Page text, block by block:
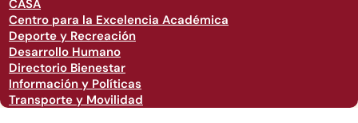
CASA
Centro para la Excelencia Académica
Deporte y Recreación
Desarrollo Humano
Directorio Bienestar
Información y Políticas
Transporte y Movilidad